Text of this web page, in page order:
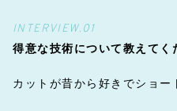
INTERVIEW.01
得意な技術について教えてく
カットが昔から好きでショー